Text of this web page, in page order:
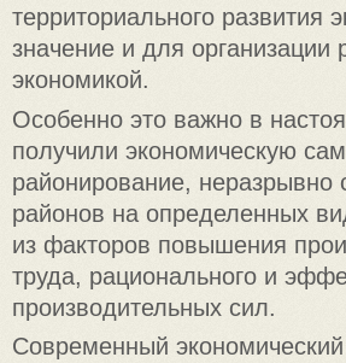
территориального развития
значение и для организации
экономикой.
Особенно это важно в
получили экономическую
районирование, неразрывно
районов на определенных
из факторов повышения
труда, рационального и
производительных сил.
Современный